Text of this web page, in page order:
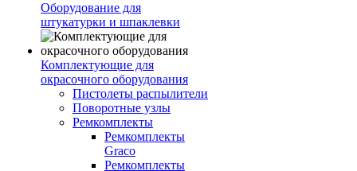
Оборудование для
штукатурки и шпаклевки
Комплектующие для
окрасочного оборудования
Пистолеты распылители
Поворотные узлы
Ремкомплекты
Ремкомплекты
Graco
Ремкомплекты